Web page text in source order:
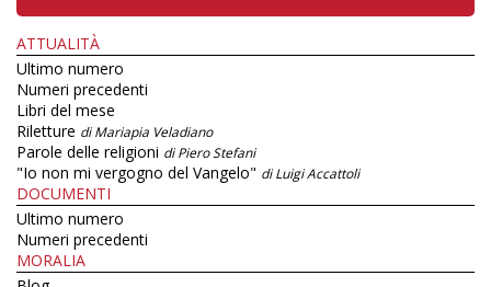
ATTUALITÀ
Ultimo numero
Numeri precedenti
Libri del mese
Riletture di Mariapia Veladiano
Parole delle religioni di Piero Stefani
"Io non mi vergogno del Vangelo" di Luigi Accattoli
DOCUMENTI
Ultimo numero
Numeri precedenti
MORALIA